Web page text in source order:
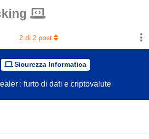
Sicurezza Informatica
: furto di dati e criptovalute
2 di 2 post